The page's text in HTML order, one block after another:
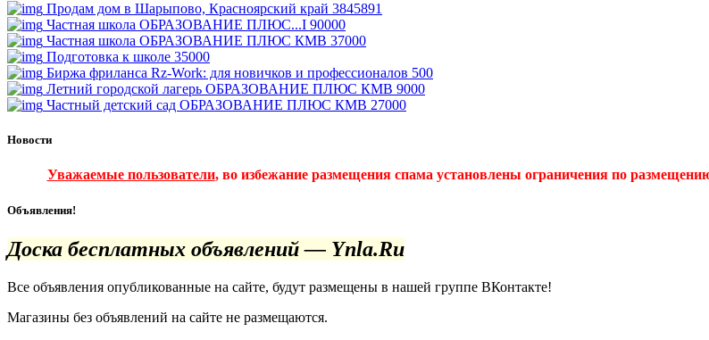
Продам дом в Шарыпово, Красноярский край 3845891
Частная школа ОБРАЗОВАНИЕ ПЛЮС...I 90000
Частная школа ОБРАЗОВАНИЕ ПЛЮС КМВ 37000
Подготовка к школе 35000
Биржа фриланса Rz-Work: для новичков и профессионалов 500
Летний городской лагерь ОБРАЗОВАНИЕ ПЛЮС КМВ 9000
Частный детский сад ОБРАЗОВАНИЕ ПЛЮС КМВ 27000
Новости
Уважаемые пользователи, во избежание размещения спама установлены ограничения по
Объявления!
Доска бесплатных объявлений — Ynla.Ru
Все объявления опубликованные на сайте, будут размещены в нашей группе ВКонтакте!
Магазины без объявлений на сайте не размещаются.